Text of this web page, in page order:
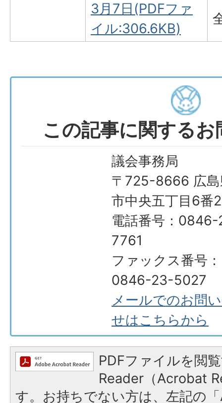
3月7日(PDFファ
イル:306.6KB)
この記事に関する
議会事務局
〒725-8666 広島
市中央五丁目6番
電話番号：
7761
ファックス番号：
0846-23-5027
メールでのお問
せはこちらから
PDFファイルを閲
Reader（Acrobat
す。お持ちでない方は、左記の